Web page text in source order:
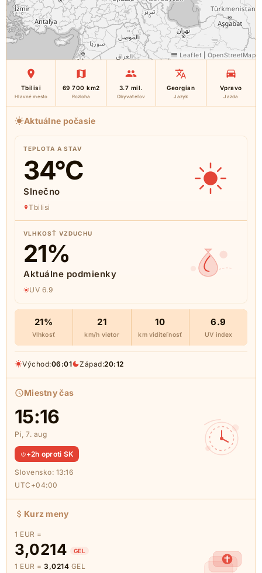
Leaflet OpenStreetMap
Tbilisi
Hlavné mesto
69 700 km2
Rozloha
3.7 mil.
Obyvateľov
Georgian
Jazyk
Vpravo
Jazda
Aktuálne počasie
TEPLOTA A STAV
34°C
Slnečno
Tbilisi
VLHKOSŤ VZDUCHU
21%
Aktuálne podmienky
UV 6.9
21%
Vlhkosť
21
km/h vietor
10
km viditeľnosť
6.9
UV index
Východ:06:01 Západ:20:12
Miestny čas
15:16
Pi, 7. aug
+2h oproti SK
Slovensko: 13:16
UTC+04:00
Kurz meny
1 EUR =
3,0214 GEL
1 EUR = 3,0214 GEL